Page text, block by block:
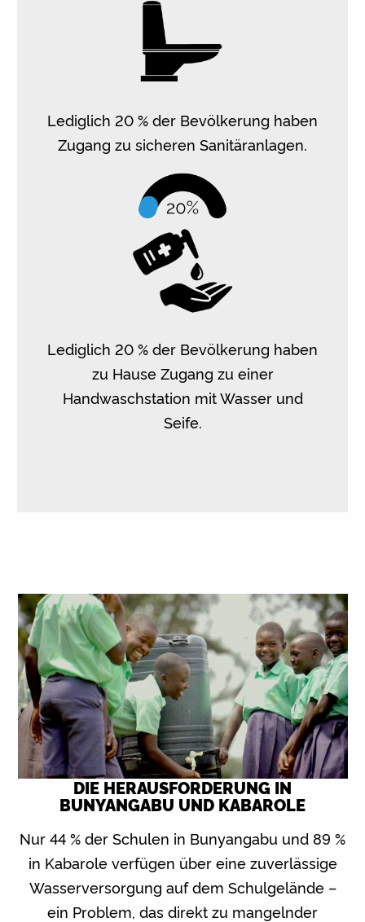
Lediglich 20 % der Bevölkerung haben
Zugang zu sicheren Sanitäranlagen.
Lediglich 20 % der Bevölkerung haben
zu Hause Zugang zu einer
Handwaschstation mit Wasser und
Seife.
DIE HERAUSFORDERUNG IN
BUNYANGABU UND KABAROLE
Nur 44 % der Schulen in Bunyangabu und 89 %
in Kabarole verfügen über eine zuverlässige
Wasserversorgung auf dem Schulgelände –
ein Problem, das direkt zu mangelnder